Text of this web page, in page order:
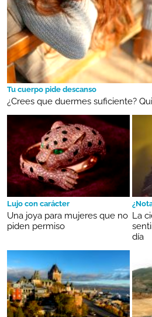
Tu cuerpo pide descanso
¿Crees que duermes suficiente?
Lujo con carácter
Una joya para mujeres que no
piden permiso
La
día